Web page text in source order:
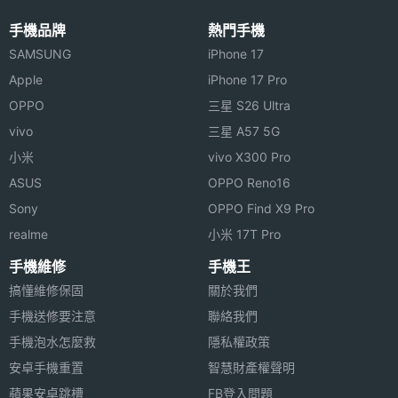
◎ 50 米防水設計
◎ 可計算步數與估算卡路里消耗量及活動距離
Misfit Shine 智慧手環上市時間未定，以上規格僅供參
考，手機王隨時補充最新資料。
※本文為 SOGI 手機王版權所有，未經授權不得轉載使用※
機身重
量
手機品牌
SAMSUNG
Apple
OPPO
vivo
小米
ASUS
Sony
realme
熱門手機
iPhone 17
iPhone 17 Pro
三星 S26 Ultra
三星 A57 5G
vivo X300 Pro
OPPO Reno16
OPPO Find X9 Pro
小米 17T Pro
手機維修
搞懂維修保固
手機送修要注意
手機泡水怎麼救
安卓手機重置
蘋果安卓跳槽
手機王
關於我們
聯絡我們
隱私權政策
智慧財產權聲明
FB登入問題